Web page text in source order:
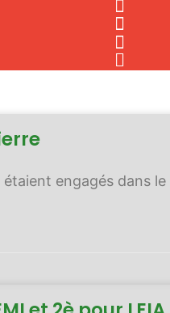
étaient engagés dans